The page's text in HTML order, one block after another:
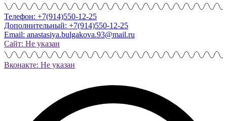
Телефон: +7(914)550-12-25
Дополнительный: +7(914)550-12-25
Email: anastasiya.bulgakova.93@mail.ru
Сайт: Не указан
Вконакте: Не указан